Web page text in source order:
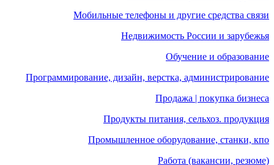
Мобильные телефоны и другие средства связи
Недвижимость России и зарубежья
Обучение и образование
Программирование, дизайн, верстка, администрирование
Продажа | покупка бизнеса
Продукты питания, сельхоз. продукция
Промышленное оборудование, станки, кпо
Работа (вакансии, резюме)